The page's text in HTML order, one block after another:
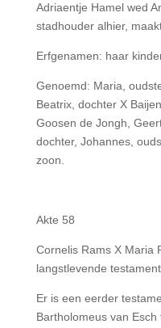
Adriaentje Hamel wed
stadhouder alhier,
Erfgenamen: haar
Genoemd: Maria,
Beatrix, dochter X
Goosen de Jongh,
dochter, Johannes,
zoon.
Akte 58
Cornelis Rams X Maria
langstlevende
Er is een eerder
Bartholomeus van Esch